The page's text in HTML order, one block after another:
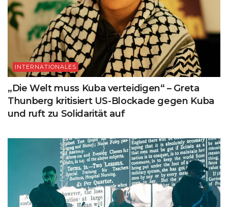
INTERNATIONALES
„Die Welt muss Kuba verteidigen“ – Greta
Thunberg kritisiert US-Blockade gegen Kuba
und ruft zu Solidarität auf